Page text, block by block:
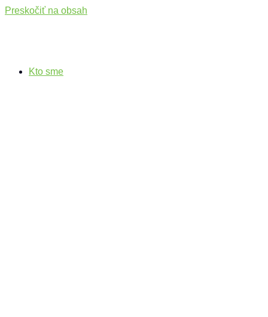
Preskočiť na obsah
Kto sme